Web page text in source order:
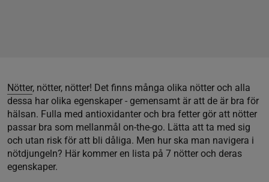
Nötter, nötter, nötter! Det finns många olika nötter och alla
dessa har olika egenskaper - gemensamt är att de är bra för
hälsan. Fulla med antioxidanter och bra fetter gör att nötter
passar bra som mellanmål on-the-go. Lätta att ta med sig
och utan risk för att bli dåliga. Men hur ska man navigera i
nötdjungeln? Här kommer en lista på 7 nötter och deras
egenskaper.